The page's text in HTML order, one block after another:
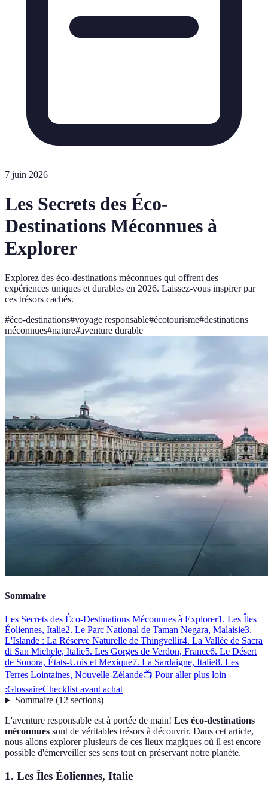
7 juin 2026
Les Secrets des Éco-
Destinations Méconnues à
Explorer
Explorez des éco-destinations méconnues qui offrent des
expériences uniques et durables en 2026. Laissez-vous inspirer par
ces trésors cachés.
#éco-destinations#voyage responsable#écotourisme#destinations
méconnues#nature#aventure durable
Sommaire
Les Secrets des Éco-Destinations Méconnues à Explorer1. Les Îles
Éoliennes, Italie2. Le Parc National de Taman Negara, Malaisie3.
L'Islande : La Réserve Naturelle de Thingvellir4. La Vallée de Sacra
di San Michele, Italie5. Les Gorges de Verdon, France6. Le Désert
de Sonora, États-Unis et Mexique7. La Sardaigne, Italie8. Les
Terres Lointaines, Nouvelle-Zélande📺 Pour aller plus loin
:GlossaireChecklist avant achat
Sommaire(12 sections)
L'aventure responsable est à portée de main! Les éco-destinations
méconnues sont de véritables trésors à découvrir. Dans cet article,
nous allons explorer plusieurs de ces lieux magiques où il est encore
possible d'émerveiller ses sens tout en préservant notre planète.
1. Les Îles Éoliennes, Italie